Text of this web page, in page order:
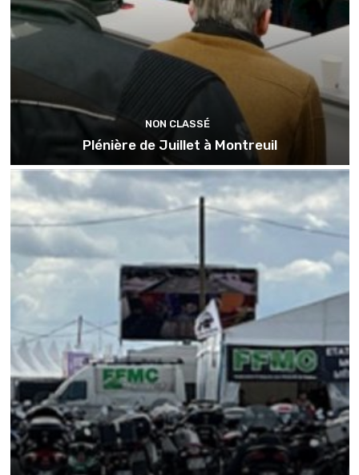
NON CLASSÉ
Plénière de Juillet à Montreuil